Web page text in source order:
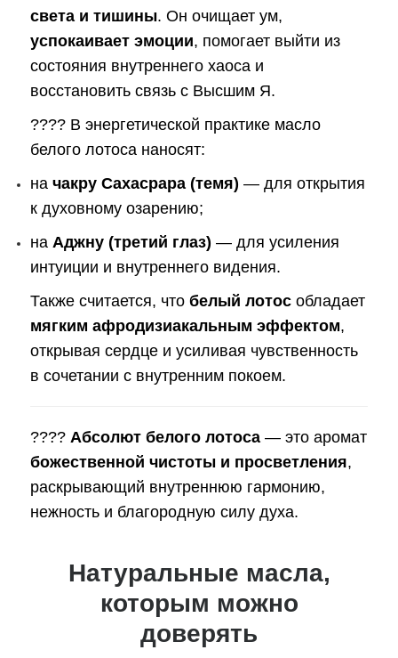
света и тишины. Он очищает ум,
успокаивает эмоции, помогает выйти из
состояния внутреннего хаоса и
восстановить связь с Высшим Я.
???? В энергетической практике масло
белого лотоса наносят:
на чакру Сахасрара (темя) — для открытия
к духовному озарению;
на Аджну (третий глаз) — для усиления
интуиции и внутреннего видения.
Также считается, что белый лотособладает
мягким афродизиакальным эффектом,
открывая сердце и усиливая чувственность
в сочетании с внутренним покоем.
???? Абсолют белого лотоса— это аромат
божественной чистоты и просветления,
раскрывающий внутреннюю гармонию,
нежность и благородную силу духа.
Натуральные масла,
которым можно
доверять